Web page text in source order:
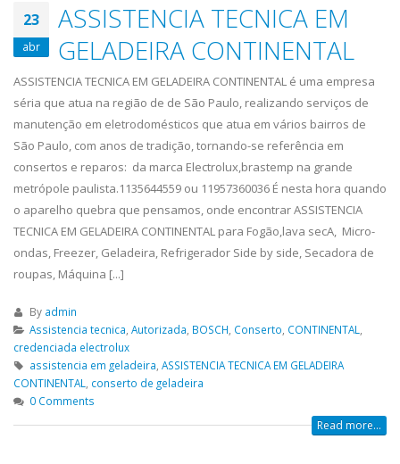
23
abr
ASSISTENCIA TECNICA EM
GELADEIRA CONTINENTAL
ASSISTENCIA TECNICA EM GELADEIRA CONTINENTAL é uma empresa
séria que atua na região de de São Paulo, realizando serviços de
manutenção em eletrodomésticos que atua em vários bairros de
São Paulo, com anos de tradição, tornando-se referência em
consertos e reparos: da marca Electrolux,brastemp na grande
metrópole paulista.1135644559 ou 11957360036 É nesta hora quando
o aparelho quebra que pensamos, onde encontrar ASSISTENCIA
TECNICA EM GELADEIRA CONTINENTAL para Fogão,lava secA, Micro-
ondas, Freezer, Geladeira, Refrigerador Side by side, Secadora de
roupas, Máquina [...]
By admin
Assistencia tecnica, Autorizada, BOSCH, Conserto, CONTINENTAL,
credenciada electrolux
assistencia em geladeira, ASSISTENCIA TECNICA EM GELADEIRA
CONTINENTAL, conserto de geladeira
0 Comments
Read more...